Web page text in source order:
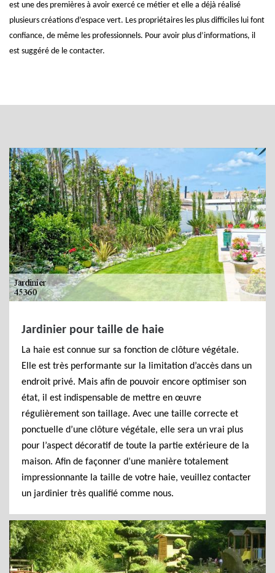
est une des premières à avoir exercé ce métier et elle a déjà réalisé
plusieurs créations d’espace vert. Les propriétaires les plus difficiles lui font
confiance, de même les professionnels. Pour avoir plus d’informations, il
est suggéré de le contacter.
Jardinier pour taille de haie
La haie est connue sur sa fonction de clôture végétale.
Elle est très performante sur la limitation d’accès dans un
endroit privé. Mais afin de pouvoir encore optimiser son
état, il est indispensable de mettre en œuvre
régulièrement son taillage. Avec une taille correcte et
ponctuelle d’une clôture végétale, elle sera un vrai plus
pour l’aspect décoratif de toute la partie extérieure de la
maison. Afin de façonner d’une manière totalement
impressionnante la taille de votre haie, veuillez contacter
un jardinier très qualifié comme nous.